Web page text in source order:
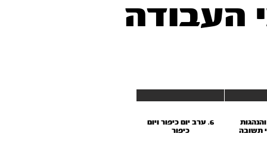
תשובה
6. ערב יום כיפור ויום
כיפור